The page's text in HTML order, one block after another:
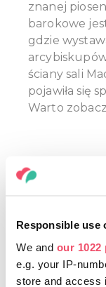
Responsible use
We and our 1022
e.g. your IP-
store and access
znanej
barokowe
gdzie
ściany sali
pojawiła się
Warto